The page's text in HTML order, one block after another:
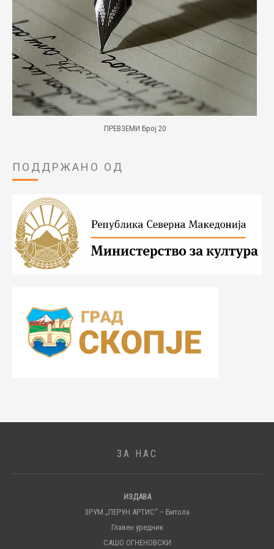
ПРЕВЗЕМИ Број 20
ПОДДРЖАНО ОД
ЗА НАС
ИЗДАВА
ЗРУМ „ПЕРУН АРТИС“ – Битола
Главен уредник
САШО ОГНЕНОВСКИ